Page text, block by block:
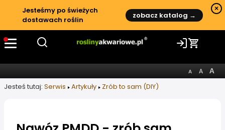
Jesteśmy po świeżych
dostawach roślin
zobacz katalog →
×
Jesteś tutaj: Serwis Artykuły Zrób to sam (DIY)